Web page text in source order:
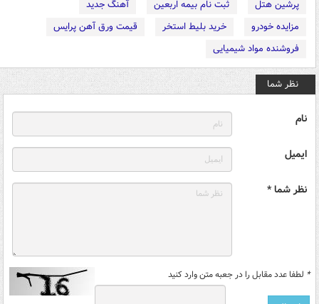
پرشین هتل
ثبت نام بیمه اربعین
آهنگ جدید
مزایده خودرو
خرید بلیط استخر
قیمت ورق آهن پرایس
فروشنده مواد شیمیایی
نظر شما
نام
ایمیل
نظر شما *
* لطفا عدد مقابل را در جعبه متن وارد کنید